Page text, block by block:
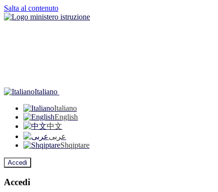
Salta al contenuto
Italiano
Italiano
English
中文
عربى
Shqiptare
Accedi
Accedi